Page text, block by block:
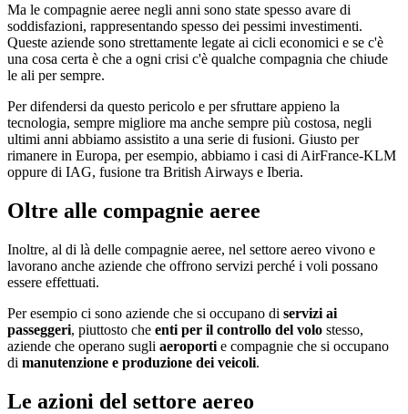
Ma le compagnie aeree negli anni sono state spesso avare di
soddisfazioni, rappresentando spesso dei pessimi investimenti.
Queste aziende sono strettamente legate ai cicli economici e se c'è
una cosa certa è che a ogni crisi c'è qualche compagnia che chiude
le ali per sempre.
Per difendersi da questo pericolo e per sfruttare appieno la
tecnologia, sempre migliore ma anche sempre più costosa, negli
ultimi anni abbiamo assistito a una serie di fusioni. Giusto per
rimanere in Europa, per esempio, abbiamo i casi di AirFrance-KLM
oppure di IAG, fusione tra British Airways e Iberia.
Oltre alle compagnie aeree
Inoltre, al di là delle compagnie aeree, nel settore aereo vivono e
lavorano anche aziende che offrono servizi perché i voli possano
essere effettuati.
Per esempio ci sono aziende che si occupano di servizi ai
passeggeri, piuttosto che enti per il controllo del volo stesso,
aziende che operano sugli aeroporti e compagnie che si occupano
di manutenzione e produzione dei veicoli.
Le azioni del settore aereo